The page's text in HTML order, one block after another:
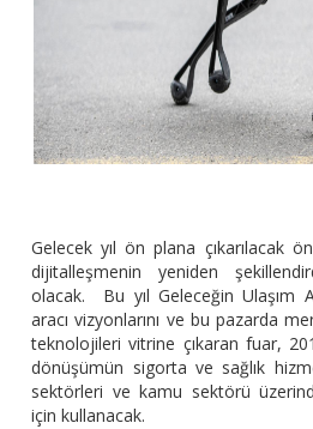
Gelecek yıl ön plana çıkarılacak
dijitalleşmenin yeniden
olacak. Bu yıl Geleceğin Ulaşım
aracı vizyonlarını ve bu pazarda
teknolojileri vitrine çıkaran fuar,
dönüşümün sigorta ve sağlık
sektörleri ve kamu sektörü
için kullanacak.